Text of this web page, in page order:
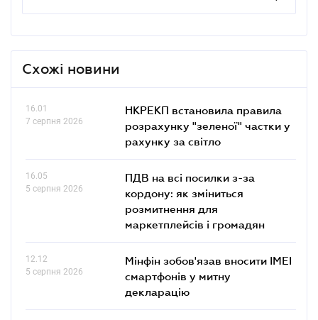
Схожі новини
16.01
7 серпня 2026
НКРЕКП встановила правила
розрахунку "зеленої" частки у
рахунку за світло
16.05
5 серпня 2026
ПДВ на всі посилки з-за
кордону: як зміниться
розмитнення для
маркетплейсів і громадян
12.12
5 серпня 2026
Мінфін зобов'язав вносити IMEI
смартфонів у митну
декларацію